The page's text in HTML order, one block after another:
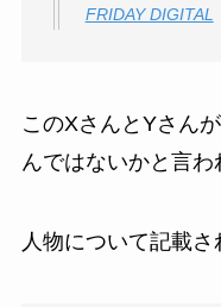
FRIDAY DIGITAL
このXさんとYさん
んではないかと言わ
人物について記載さ